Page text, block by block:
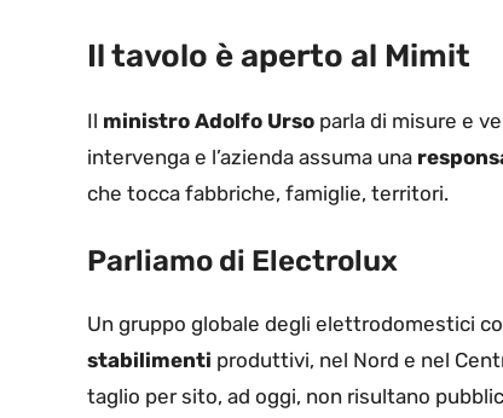
Il tavolo è aperto al Mimit
Il ministro Adolfo Urso parla di misure e
intervenga e l’azienda assuma una
che tocca fabbriche, famiglie, territori.
Parliamo di Electrolux
Un gruppo globale degli elettrodomestici
stabilimenti produttivi, nel Nord e nel
taglio per sito, ad oggi, non risultano